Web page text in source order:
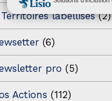
Territoires labellisés(2)
(6)
pro (5)
Actions (112)